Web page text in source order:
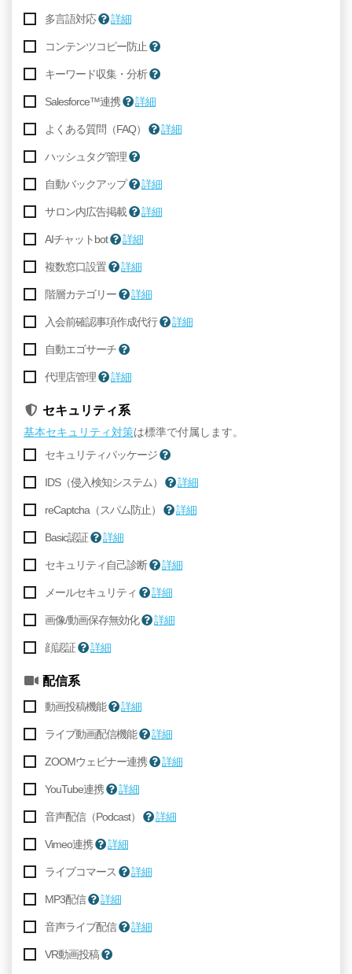
多言語対応 詳細
コンテンツコピー防止
キーワード収集・分析
Salesforce™️連携 詳細
よくある質問（FAQ） 詳細
ハッシュタグ管理
自動バックアップ 詳細
サロン内広告掲載 詳細
AIチャットbot 詳細
複数窓口設置 詳細
階層カテゴリー 詳細
入会前確認事項作成代行 詳細
自動エゴサーチ
代理店管理 詳細
セキュリティ系
基本セキュリティ対策は標準で付属します。
セキュリティパッケージ
IDS（侵入検知システム） 詳細
reCaptcha（スパム防止） 詳細
Basic認証 詳細
セキュリティ自己診断 詳細
メールセキュリティ 詳細
画像/動画保存無効化 詳細
顔認証 詳細
配信系
動画投稿機能 詳細
ライブ動画配信機能 詳細
ZOOMウェビナー連携 詳細
YouTube連携 詳細
音声配信（Podcast） 詳細
Vimeo連携 詳細
ライブコマース 詳細
MP3配信 詳細
音声ライブ配信 詳細
VR動画投稿